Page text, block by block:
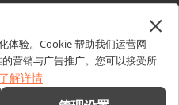
体验。Cookie 帮助我们运营网
营销与广告推广。您可以接受所
了解详情